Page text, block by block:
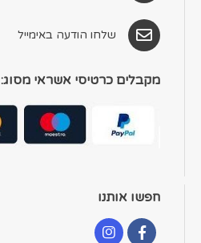
שלחו הודעה באימייל
מקבלים כרטיסי אשראי מסוג:
חפשו אותנו